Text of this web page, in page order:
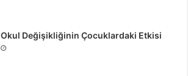
Okul Değişikliğinin Çocuklardaki Etkisi